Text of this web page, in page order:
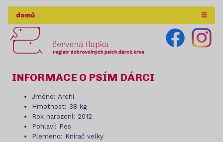
domů ☰
INFORMACE O PSÍM DÁRCI
Jméno: Archi
Hmotnost: 38 kg
Rok narození: 2012
Pohlaví: Pes
Plemeno: Knírač velky